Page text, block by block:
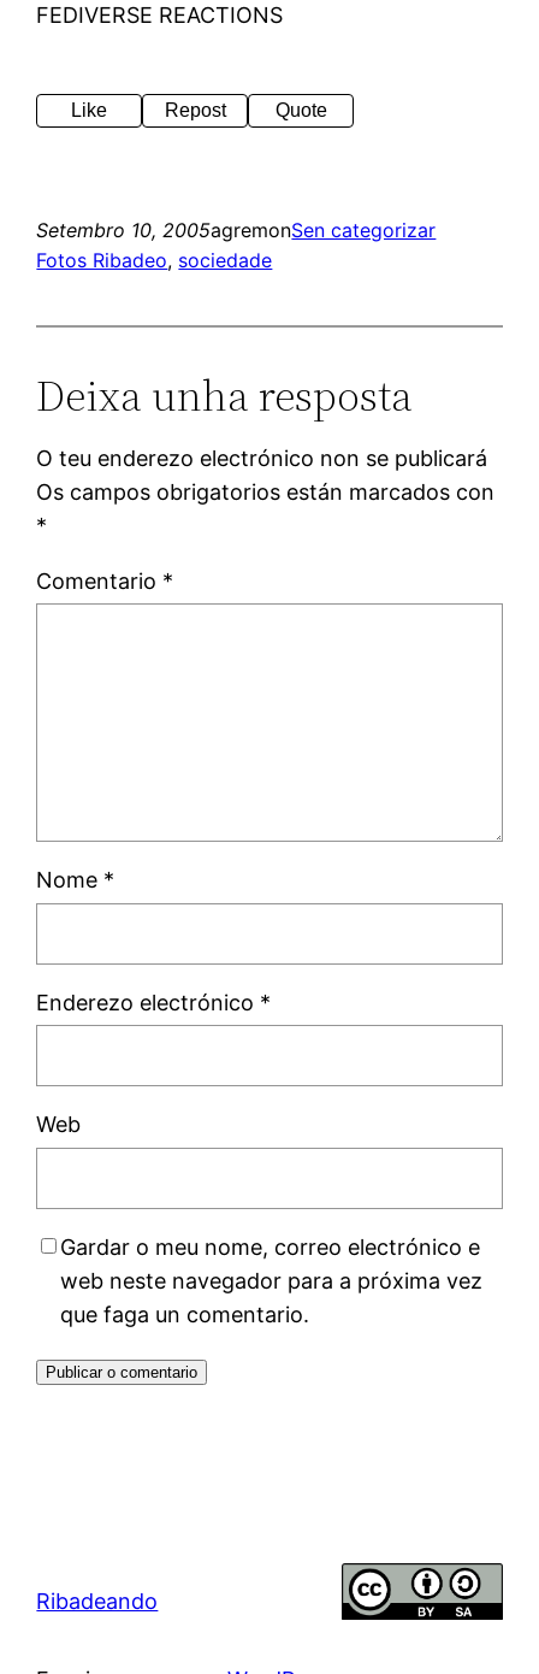
FEDIVERSE REACTIONS
Like Repost Quote
Setembro 10, 2005agremonSen categorizar
Fotos Ribadeo, sociedade
Deixa unha resposta
O teu enderezo electrónico non se publicará
Os campos obrigatorios están marcados con
*
Comentario *
Nome *
Enderezo electrónico *
Web
Gardar o meu nome, correo electrónico e
web neste navegador para a próxima vez
que faga un comentario.
Ribadeando